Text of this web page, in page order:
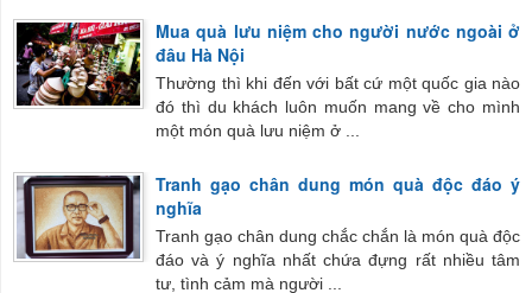
Mua quà lưu niệm cho người nước ngoài ở
đâu Hà Nội
Thường thì khi đến với bất cứ một quốc gia nào
đó thì du khách luôn muốn mang về cho mình
một món quà lưu niệm ở ...
Tranh gạo chân dung món quà độc đáo ý
nghĩa
Tranh gạo chân dung chắc chắn là món quà độc
đáo và ý nghĩa nhất chứa đựng rất nhiều tâm
tư, tình cảm mà người ...